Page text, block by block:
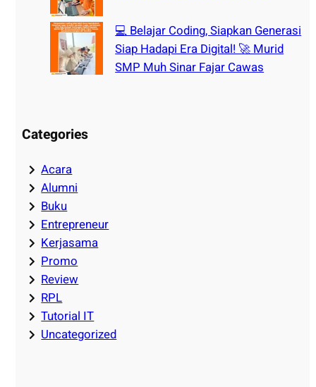
💻 Belajar Coding, Siapkan Generasi
Siap Hadapi Era Digital! 🚀 Murid
SMP Muh Sinar Fajar Cawas
Categories
Acara
Alumni
Buku
Entrepreneur
Kerjasama
Promo
Review
RPL
Tutorial IT
Uncategorized